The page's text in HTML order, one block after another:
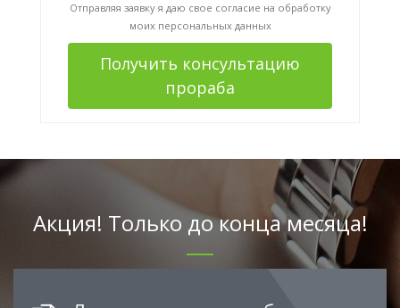
Отправляя заявку я даю свое согласие на обработку
моих персональных данных
Получить консультацию
прораба
Акция! Только до конца месяца!